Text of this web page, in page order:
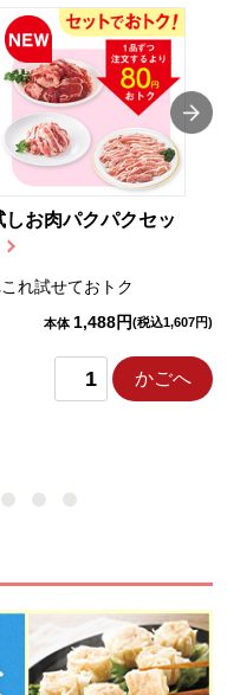
しお肉パクパクセッ
れ試せておトク
本体 1,488円(税込1,607円)
かごへ